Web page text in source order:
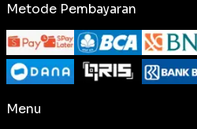
Metode Pembayaran
Menu